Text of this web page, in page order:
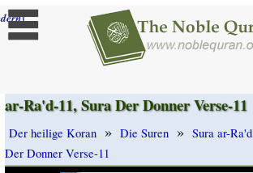
]
ar-Ra'd-11, Sura Der Donner Verse-11
Der heilige Koran » Die Suren » Sura ar-Ra'd
Der Donner Verse-11